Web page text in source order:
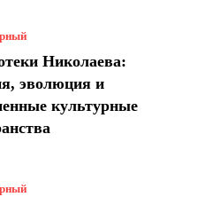
Николаева:
эволюция и
культурные